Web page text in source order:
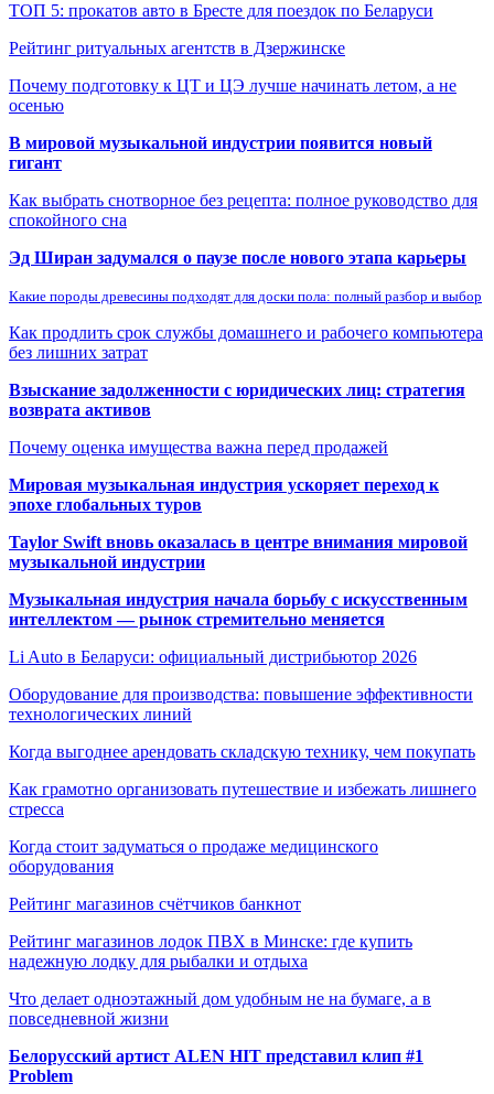
ТОП 5: прокатов авто в Бресте для поездок по Беларуси
Рейтинг ритуальных агентств в Дзержинске
Почему подготовку к ЦТ и ЦЭ лучше начинать летом, а не
осенью
В мировой музыкальной индустрии появится новый
гигант
Как выбрать снотворное без рецепта: полное руководство для
спокойного сна
Эд Ширан задумался о паузе после нового этапа карьеры
Какие породы древесины подходят для доски пола: полный разбор и выбор
Как продлить срок службы домашнего и рабочего компьютера
без лишних затрат
Взыскание задолженности с юридических лиц: стратегия
возврата активов
Почему оценка имущества важна перед продажей
Мировая музыкальная индустрия ускоряет переход к
эпохе глобальных туров
Taylor Swift вновь оказалась в центре внимания мировой
музыкальной индустрии
Музыкальная индустрия начала борьбу с искусственным
интеллектом — рынок стремительно меняется
Li Auto в Беларуси: официальный дистрибьютор 2026
Оборудование для производства: повышение эффективности
технологических линий
Когда выгоднее арендовать складскую технику, чем покупать
Как грамотно организовать путешествие и избежать лишнего
стресса
Когда стоит задуматься о продаже медицинского
оборудования
Рейтинг магазинов счётчиков банкнот
Рейтинг магазинов лодок ПВХ в Минске: где купить
надежную лодку для рыбалки и отдыха
Что делает одноэтажный дом удобным не на бумаге, а в
повседневной жизни
Белорусский артист ALEN HIT представил клип #1
Problem